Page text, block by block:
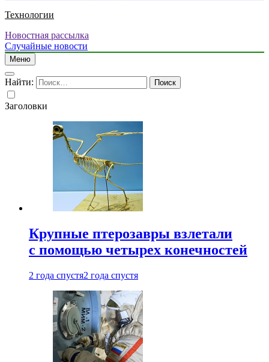
Технологии
Новостная рассылка
Случайные новости
Меню
Найти:
Заголовки
Крупные птерозавры взлетали
с помощью четырех конечностей
2 года спустя2 года спустя